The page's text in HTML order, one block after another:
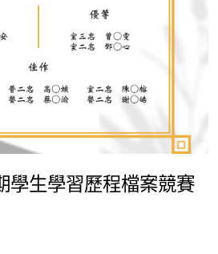
學生學習歷程檔案競賽